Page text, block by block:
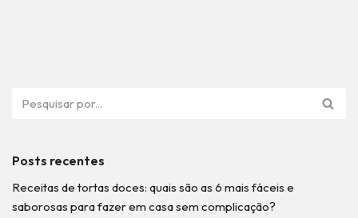
Posts recentes
Receitas de tortas doces: quais são as 6 mais fáceis e
saborosas para fazer em casa sem complicação?